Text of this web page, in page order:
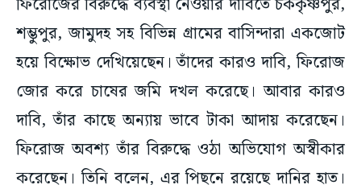
শম্ভুপুর, জামুদহ সহ বিভিন্ন গ্রামের বাসিন্দারা একজোট
হয়ে বিক্ষোভ দেখিয়েছেন। তাঁদের কারও দাবি, ফিরোজ
জোর করে চাষের জমি দখল করেছে। আবার কারও
দাবি, তাঁর কাছে অন্যায় ভাবে টাকা আদায় করেছেন।
ফিরোজ অবশ্য তাঁর বিরুদ্ধে ওঠা অভিযোগ অস্বীকার
করেছেন। তিনি বলেন, এর পিছনে রয়েছে দানির হাত।